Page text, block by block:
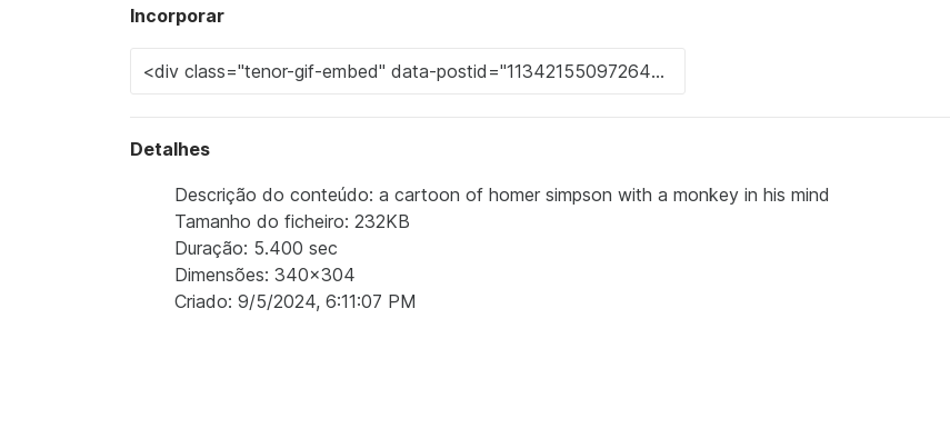
Incorporar
Detalhes
Descrição do conteúdo: a cartoon of homer simpson with a monkey in his mind
Tamanho do ficheiro: 232KB
Duração: 5.400 sec
Dimensões: 340x304
Criado: 9/5/2024, 6:11:07 PM